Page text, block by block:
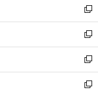
く
で
開
く
ド
ウ
で
開
く
ィ
ン
ド
ウ
で
開
く
い
ウ
ィ
ン
ド
ウ
で
新
し
い
ウ
ィ
ン
ド
新
し
い
ウ
ィ
新
し
い
新